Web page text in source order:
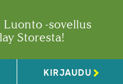
Luonto -sovellus
Storesta!
KIRJAUDU